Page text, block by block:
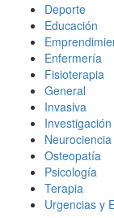
Deporte
Educación
Enfermería
Fisioterapia
General
Invasiva
Investigación
Neurociencia
Osteopatía
Psicología
Terapia
Urgencias y